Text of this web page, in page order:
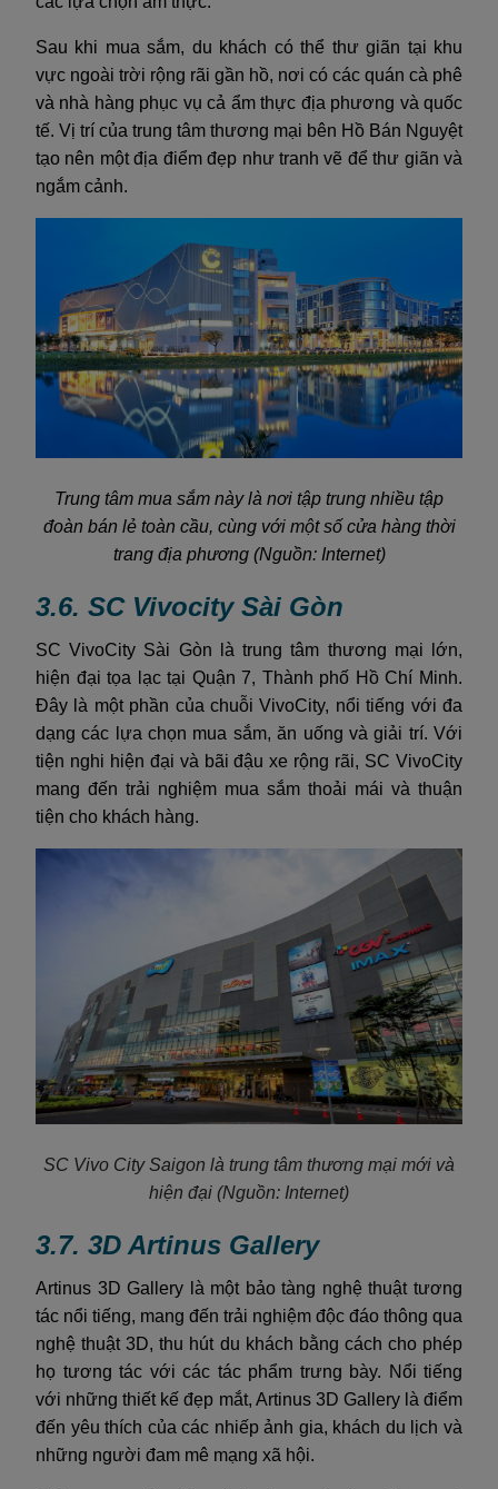
Sau khi mua sắm, du khách có thể thư giãn tại khu
vực ngoài trời rộng rãi gần hồ, nơi có các quán cà phê
và nhà hàng phục vụ cả ẩm thực địa phương và quốc
tế. Vị trí của trung tâm thương mại bên Hồ Bán Nguyệt
tạo nên một địa điểm đẹp như tranh vẽ để thư giãn và
ngắm cảnh.
Trung tâm mua sắm này là nơi tập trung nhiều tập
đoàn bán lẻ toàn cầu, cùng với một số cửa hàng thời
trang địa phương (Nguồn: Internet)
3.6. SC Vivocity Sài Gòn
SC VivoCity Sài Gòn là trung tâm thương mại lớn,
hiện đại tọa lạc tại Quận 7, Thành phố Hồ Chí Minh.
Đây là một phần của chuỗi VivoCity, nổi tiếng với đa
dạng các lựa chọn mua sắm, ăn uống và giải trí. Với
tiện nghi hiện đại và bãi đậu xe rộng rãi, SC VivoCity
mang đến trải nghiệm mua sắm thoải mái và thuận
tiện cho khách hàng.
SC Vivo City Saigon là trung tâm thương mại mới và
hiện đại (Nguồn: Internet)
3.7. 3D Artinus Gallery
Artinus 3D Gallery là một bảo tàng nghệ thuật tương
tác nổi tiếng, mang đến trải nghiệm độc đáo thông qua
nghệ thuật 3D, thu hút du khách bằng cách cho phép
họ tương tác với các tác phẩm trưng bày. Nổi tiếng
với những thiết kế đẹp mắt, Artinus 3D Gallery là điểm
đến yêu thích của các nhiếp ảnh gia, khách du lịch và
những người đam mê mạng xã hội.